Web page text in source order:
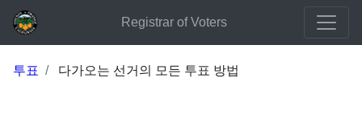
Registrar of Voters
투표 다가오는 선거의 모든 투표 방법